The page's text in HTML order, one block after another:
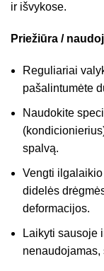
ir išvykose.
Priežiūra /
Reguliariai
pašalintumėte
Naudokite
spalvą.
Vengti
didelės
deformacijos.
Laikyti sausoje